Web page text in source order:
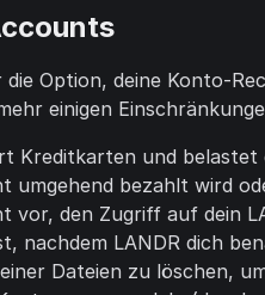
die Option, deine Konto-
einigen
Kreditkarten und
umgehend bezahlt wird
vor, den Zugriff auf dein
nachdem LANDR dich
Dateien zu löschen,